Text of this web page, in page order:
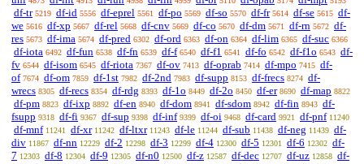
df-tr 5219 df-id 5556 df-eprel 5561 df-po 5569 df-so 5570 df-fr 5614 df-se 5615 df-
we 5616 df-xp 5667 df-rel 5668 df-cnv 5669 df-co 5670 df-dm 5671 df-rn 5672 df-
res 5673 df-ima 5674 df-pred 6302 df-ord 6363 df-on 6364 df-lim 6365 df-suc 6366
df-iota 6492 df-fun 6538 df-fn 6539 df-f 6540 df-f1 6541 df-fo 6542 df-f1o 6543 df-
fv 6544 df-isom 6545 df-riota 7367 df-ov 7413 df-oprab 7414 df-mpo 7415 df-
of 7674 df-om 7859 df-1st 7982 df-2nd 7983 df-supp 8153 df-frecs 8274 df-
wrecs 8305 df-recs 8354 df-rdg 8393 df-1o 8449 df-2o 8450 df-er 8690 df-map 8822
df-pm 8823 df-ixp 8892 df-en 8940 df-dom 8941 df-sdom 8942 df-fin 8943 df-
fsupp 9318 df-fi 9367 df-sup 9398 df-inf 9399 df-oi 9468 df-card 9921 df-pnf 11240
df-mnf 11241 df-xr 11242 df-ltxr 11243 df-le 11244 df-sub 11438 df-neg 11439 df-
div 11867 df-nn 12229 df-2 12298 df-3 12299 df-4 12300 df-5 12301 df-6 12302 df-
7 12303 df-8 12304 df-9 12305 df-n0 12500 df-z 12587 df-dec 12707 df-uz 12858 df-